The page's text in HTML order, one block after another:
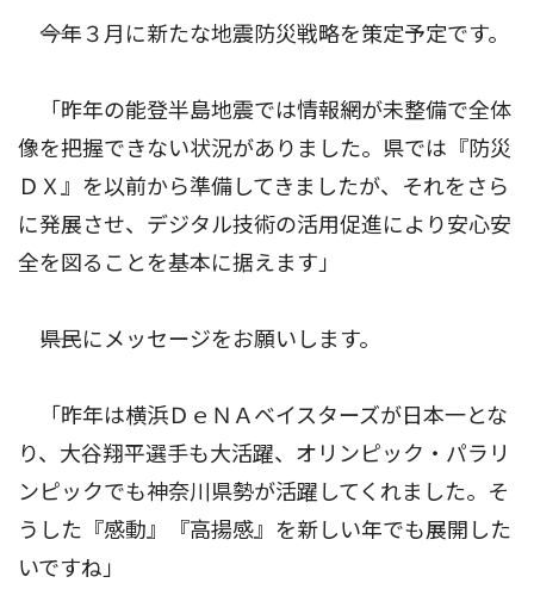
――今年３月に新たな地震防災戦略を策定予定です。
「昨年の能登半島地震では情報網が未整備で全体
像を把握できない状況がありました。県では『防災
ＤＸ』を以前から準備してきましたが、それをさら
に発展させ、デジタル技術の活用促進により安心安
全を図ることを基本に据えます」
――県民にメッセージをお願いします。
「昨年は横浜ＤｅＮＡベイスターズが日本一とな
り、大谷翔平選手も大活躍、オリンピック・パラリ
ンピックでも神奈川県勢が活躍してくれました。そ
うした『感動』『高揚感』を新しい年でも展開した
いですね」